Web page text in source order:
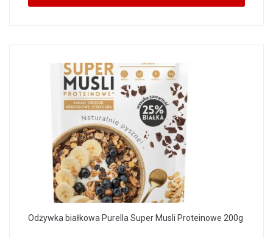
Odżywka białkowa Purella Super Musli Proteinowe 200g